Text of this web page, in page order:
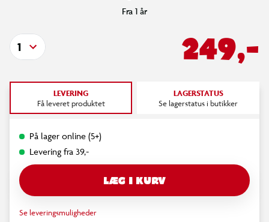
Fra 1 år
249,-
1
LEVERING
Få leveret produktet
LAGERSTATUS
Se lagerstatus i butikker
På lager online (5+)
Levering fra 39,-
LÆG I KURV
Se leveringsmuligheder